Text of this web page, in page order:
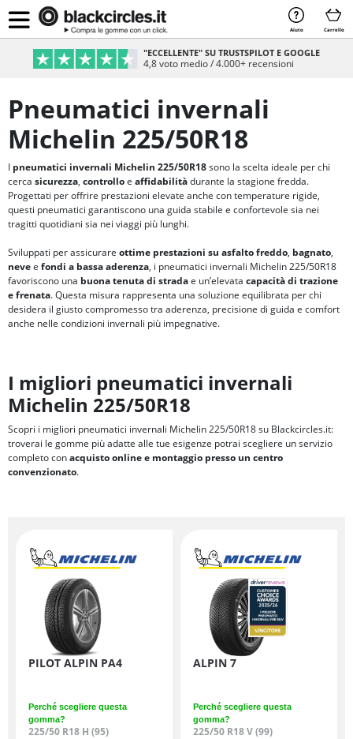
Aiuto Carrello
"ECCELLENTE" SU TRUSTSPILOT E GOOGLE
4,8 voto medio / 4.000+ recensioni
Pneumatici invernali
Michelin 225/50R18
I pneumatici invernali Michelin 225/50R18sono la scelta ideale per chi
cerca sicurezza, controlloe affidabilitàdurante la stagione fredda.
Progettati per offrire prestazioni elevate anche con temperature rigide,
questi pneumatici garantiscono una guida stabile e confortevole sia nei
tragitti quotidiani sia nei viaggi più lunghi.
Sviluppati per assicurare ottime prestazioni su asfalto freddo, bagnato,
nevee fondi a bassa aderenza, i pneumatici invernali Michelin 225/50R18
favoriscono una buona tenuta di stradae un’elevata capacità di trazione
e frenata. Questa misura rappresenta una soluzione equilibrata per chi
desidera il giusto compromesso tra aderenza, precisione di guida e comfort
anche nelle condizioni invernali più impegnative.
I migliori pneumatici invernali
Michelin 225/50R18
Scopri i migliori pneumatici invernali Michelin 225/50R18 su Blackcircles.it:
troverai le gomme più adatte alle tue esigenze potrai scegliere un servizio
completo conacquisto online e montaggio presso un centro
convenzionato.
PILOT ALPIN PA4
Perché scegliere questa
gomma?
225/50 R18 H (95)
ALPIN 7
Perché scegliere questa
gomma?
225/50 R18 V (99)